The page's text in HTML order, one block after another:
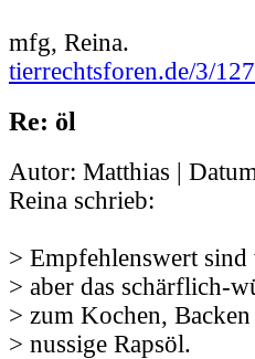
mfg, Reina.
tierrechtsforen.de/3/
Re: öl
Autor: Matthias |
Reina schrieb:
> Empfehlenswert
> aber das schärflich-
> zum Kochen,
> nussige Rapsöl.